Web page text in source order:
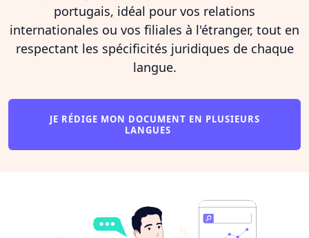
portugais, idéal pour vos relations
internationales ou vos filiales à l'étranger, tout en
respectant les spécificités juridiques de chaque
langue.
JE RÉDIGE MON DOCUMENT EN PLUSIEURS
LANGUES